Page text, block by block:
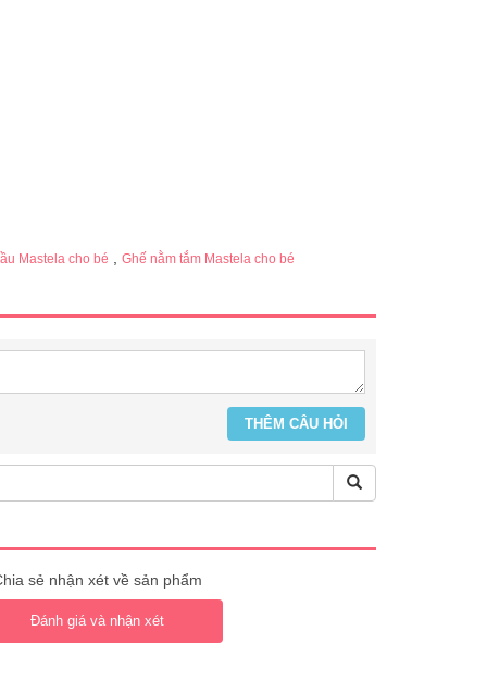
Mastela cho bé Ghế nằm tắm Mastela cho bé
sẻ nhận xét về sản phẩm
Đánh giá và nhận xét